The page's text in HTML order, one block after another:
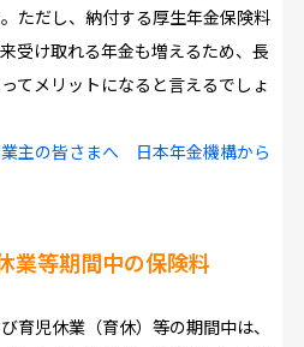
ただし、納付する厚生年金保険料
受け取れる年金も増えるため、長
てメリットになると言えるでしょ
主の皆さまへ 日本年金機構から
業等期間中の保険料
育児休業（育休）等の期間中は、